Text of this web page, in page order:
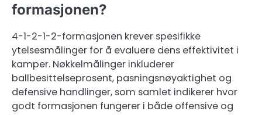
formasjonen?
4-1-2-1-2-formasjonen krever spesifikke
ytelsesmålinger for å evaluere dens effektivitet i
kamper. Nøkkelmålinger inkluderer
ballbesittelseprosent, pasningsnøyaktighet og
defensive handlinger, som samlet indikerer hvor
godt formasjonen fungerer i både offensive og